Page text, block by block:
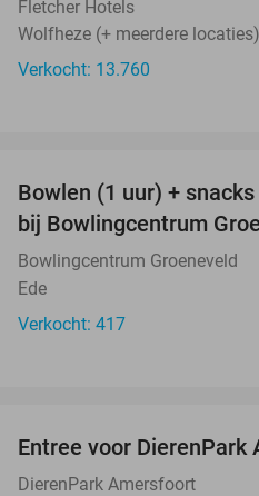
Fletcher Hotels
Wolfheze (+ meerdere locaties)
Verkocht: 13.760
Bowlen (1 uur) +
bij Bowlingcentrum
Bowlingcentrum Groeneveld
Ede
Verkocht: 417
Entree voor DierenPark
DierenPark Amersfoort